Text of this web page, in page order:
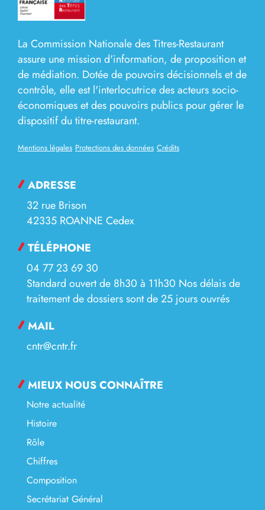
La Commission Nationale des Titres-Restaurant
assure une mission d'information, de proposition et
de médiation. Dotée de pouvoirs décisionnels et de
contrôle, elle est l'interlocutrice des acteurs socio-
économiques et des pouvoirs publics pour gérer le
dispositif du titre-restaurant.
Mentions légales Protections des données Crédits
ADRESSE
32 rue Brison
42335 ROANNE Cedex
TÉLÉPHONE
04 77 23 69 30
Standard ouvert de 8h30 à 11h30 Nos délais de
traitement de dossiers sont de 25 jours ouvrés
MAIL
cntr@cntr.fr
MIEUX NOUS CONNAÎTRE
Notre actualité
Histoire
Rôle
Chiffres
Composition
Secrétariat Général